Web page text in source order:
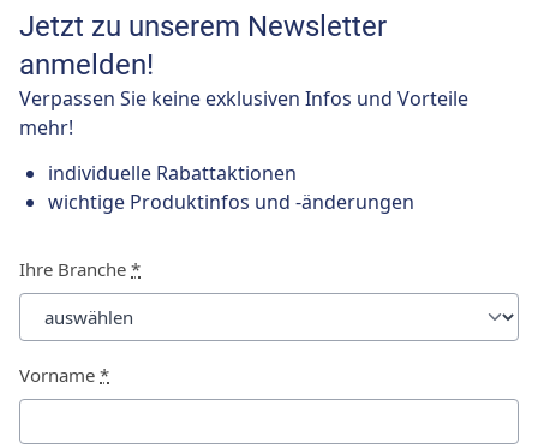
Jetzt zu unserem Newsletter
anmelden!
Verpassen Sie keine exklusiven Infos und Vorteile
mehr!
individuelle Rabattaktionen
wichtige Produktinfos und -änderungen
Ihre Branche *
Vorname *